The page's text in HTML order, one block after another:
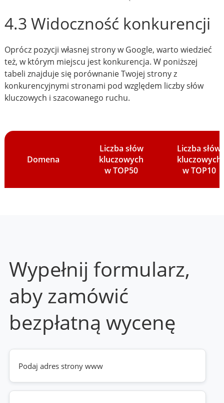
4.3 Widoczność konkurencji
Oprócz pozycji własnej strony w Google, warto wiedzieć
też, w którym miejscu jest konkurencja. W poniższej
tabeli znajduje się porównanie Twojej strony z
konkurencyjnymi stronami pod względem liczby słów
kluczowych i szacowanego ruchu.
Domena
Liczba słów
kluczowych
w TOP50
Liczba słów
kluczowych
w TOP10
Wypełnij formularz,
aby zamówić
bezpłatną wycenę
Twoja
strona
www
(wymagane)
Telefon